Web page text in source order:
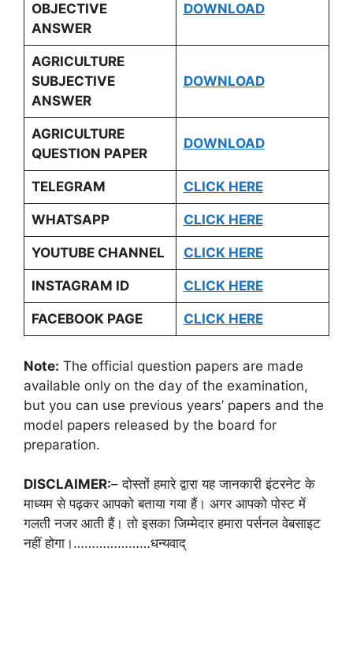
OBJECTIVE
ANSWER
DOWNLOAD
AGRICULTURE
SUBJECTIVE
ANSWER
DOWNLOAD
AGRICULTURE
QUESTION PAPER
DOWNLOAD
TELEGRAM CLICK HERE
WHATSAPP CLICK HERE
YOUTUBE CHANNEL CLICK HERE
INSTAGRAM ID CLICK HERE
FACEBOOK PAGE CLICK HERE
Note: The official question papers are made
available only on the day of the examination,
but you can use previous years’ papers and the
model papers released by the board for
preparation.
DISCLAIMER:– दोस्तों हमारे द्वारा यह जानकारी इंटरनेट के
माध्यम से पढ़कर आपको बताया गया हैं। अगर आपको पोस्ट में
गलती नजर आती हैं। तो इसका जिम्मेदार हमारा पर्सनल वेबसाइट
नहीं होगा।…………………धन्यवाद्